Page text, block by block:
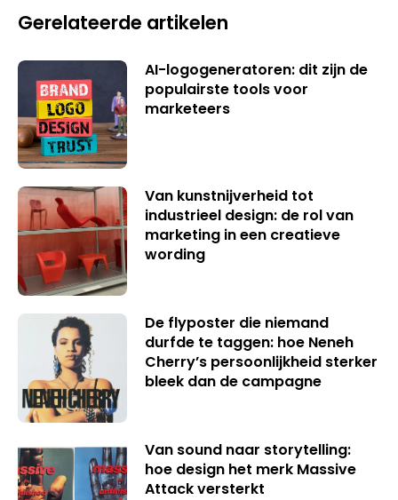
Gerelateerde artikelen
AI-logogeneratoren: dit zijn de
populairste tools voor
marketeers
Van kunstnijverheid tot
industrieel design: de rol van
marketing in een creatieve
wording
De flyposter die niemand
durfde te taggen: hoe Neneh
Cherry’s persoonlijkheid sterker
bleek dan de campagne
Van sound naar storytelling:
hoe design het merk Massive
Attack versterkt